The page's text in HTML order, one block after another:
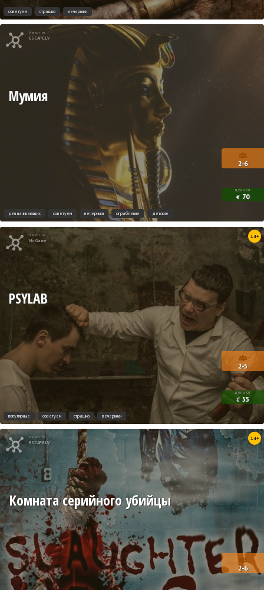
советуем страшно вечеринки
Квест от
ESCAPE.LV
2-6
цена от
€ 70
Мумия
для начинающих советуем вечеринки ограбление детские
Квест от
No Game
14+
2-5
цена от
€ 55
PSYLAB
популярные советуем страшно вечеринки
Квест от
ESCAPE.LV
14+
2-6
Комната серийного убийцы